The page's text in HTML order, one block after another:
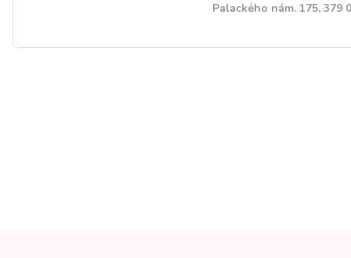
Palackého nám. 175, 379